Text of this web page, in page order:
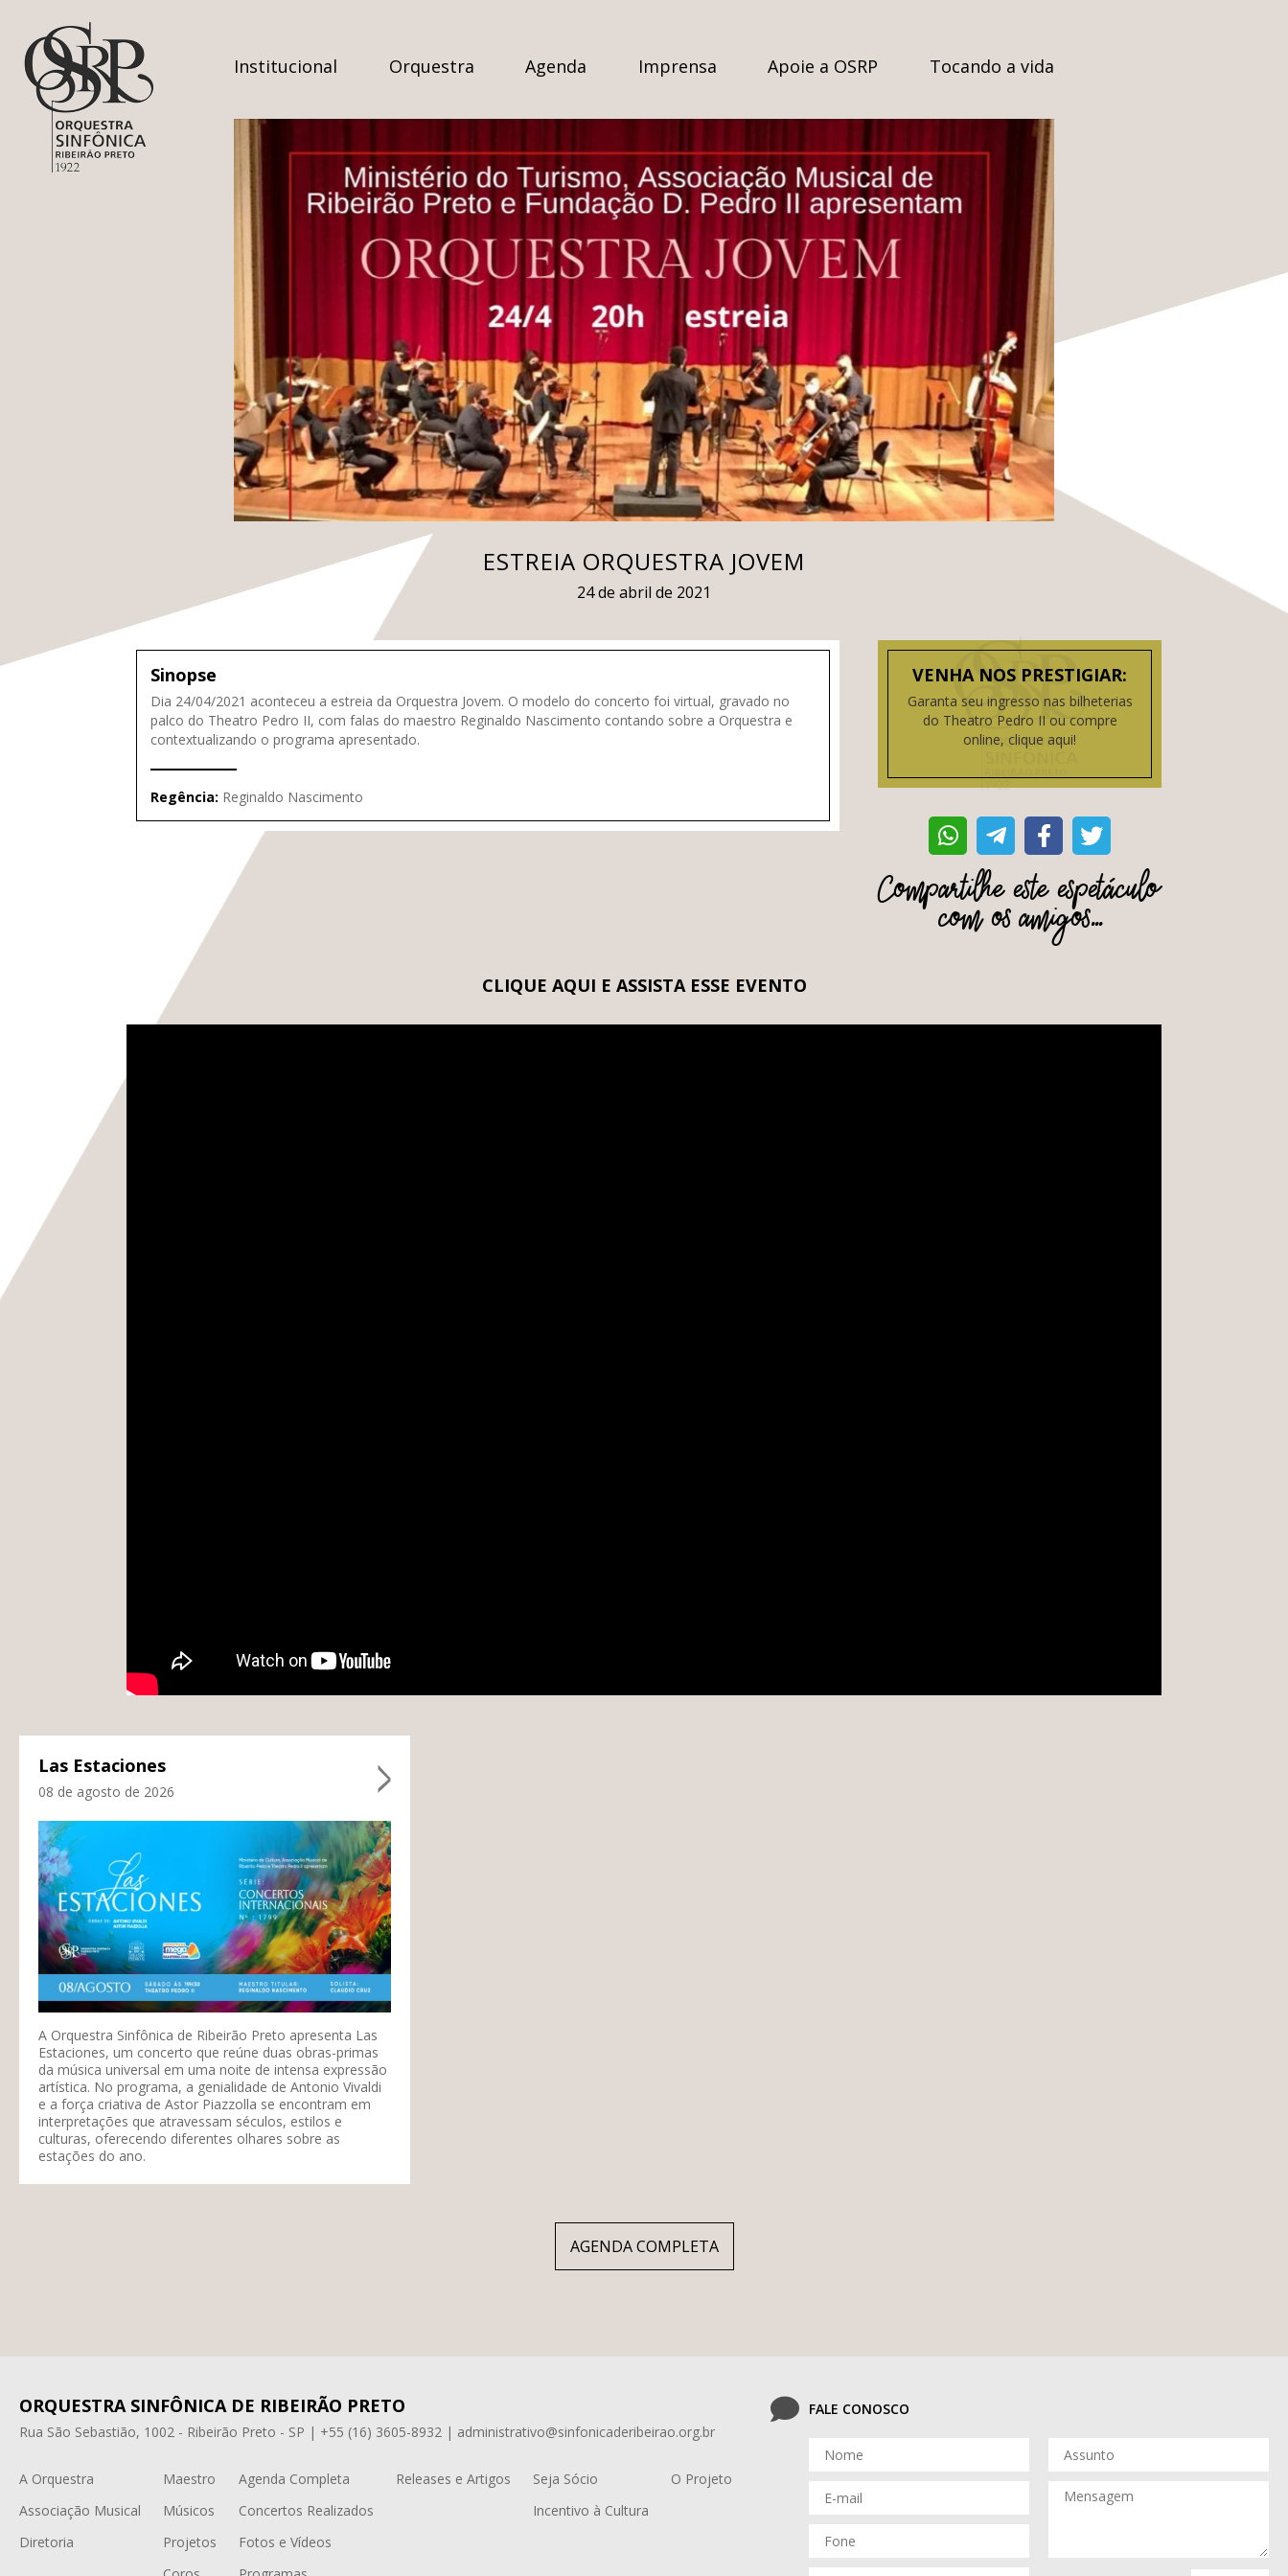
Institucional Orquestra Agenda Imprensa Apoie a OSRP Tocando a vida
ESTREIA ORQUESTRA JOVEM
24 de abril de 2021
Sinopse
Dia 24/04/2021 aconteceu a estreia da Orquestra Jovem. O modelo do concerto foi virtual, gravado no
palco do Theatro Pedro II, com falas do maestro Reginaldo Nascimento contando sobre a Orquestra e
contextualizando o programa apresentado.
Regência: Reginaldo Nascimento
VENHA NOS PRESTIGIAR:
Garanta seu ingresso nas bilheterias
do Theatro Pedro II ou compre
online, clique aqui!
Compartilhe este espetáculo
com os amigos...
CLIQUE AQUI E ASSISTA ESSE EVENTO
Las Estaciones
08 de agosto de 2026
A Orquestra Sinfônica de Ribeirão Preto apresenta Las
Estaciones, um concerto que reúne duas obras-primas
da música universal em uma noite de intensa expressão
artística. No programa, a genialidade de Antonio Vivaldi
e a força criativa de Astor Piazzolla se encontram em
interpretações que atravessam séculos, estilos e
culturas, oferecendo diferentes olhares sobre as
estações do ano.
AGENDA COMPLETA
ORQUESTRA SINFÔNICA DE RIBEIRÃO PRETO
Rua São Sebastião, 1002 - Ribeirão Preto - SP | +55 (16) 3605-8932 | administrativo@sinfonicaderibeirao.org.br
A Orquestra
Associação Musical
Diretoria
Maestro
Músicos
Projetos
Agenda Completa
Concertos Realizados
Fotos e Vídeos
Releases e Artigos
Seja Sócio
Incentivo à Cultura
O Projeto
FALE CONOSCO